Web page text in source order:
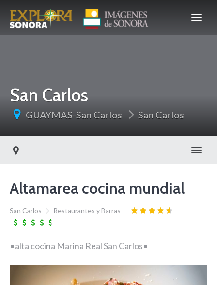
San Carlos
GUAYMAS-San Carlos San Carlos
Altamarea cocina mundial
San Carlos Restaurantes y Barras
•alta cocina Marina Real San Carlos•